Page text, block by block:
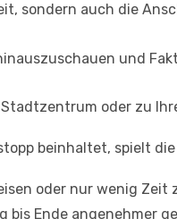
sondern auch die
und
oder zu
beinhaltet, spielt
oder nur wenig Zeit
bis Ende angenehmer